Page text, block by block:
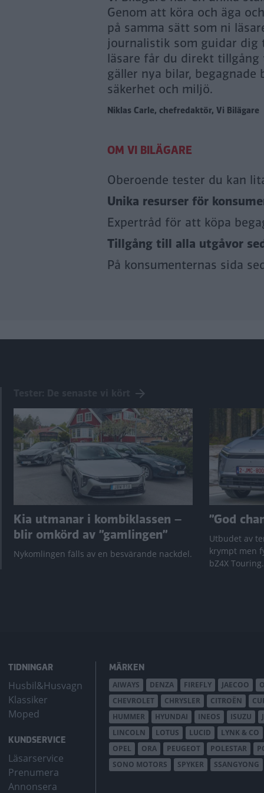
Genom att köra och äga
på samma sätt som ni
journalistik som guidar dig
läsare får du direkt
gäller nya bilar,
säkerhet och miljö.
Niklas Carle, chefredaktör, Vi Bilägare
Oberoende tester du kan
Unika resurser för
Expertråd för att köpa
Tillgång till alla utgåvor
På konsumenternas sida
Kia utmanar i kombiklassen –
blir omkörd av ”gamlingen”
Nykomlingen fälls av en besvärande nackdel.
”God
Utbudet av
krympt men
bZ4X
TIDNINGAR
Husbil&Husvagn
Klassiker
Moped
KUNDSERVICE
Läsarservice
Prenumera
Annonsera
MÄRKEN
AIWAYS DENZA FIREFLY JAECOO
CHEVROLET
CHRYSLER CITROËN
HUMMER
HYUNDAI INEOS ISUZU
LINCOLN
LOTUS LUCID LYNK & CO
OPEL
ORA PEUGEOT POLESTAR
SONO MOTORS
SPYKER SSANGYONG